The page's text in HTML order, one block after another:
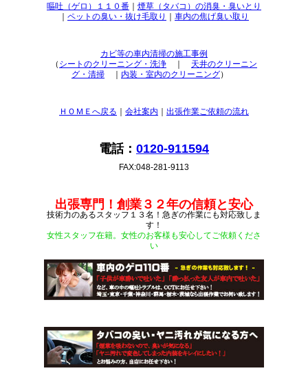
嘔吐（ゲロ）１１０番 ｜ 煙草（タバコ）の消臭・臭いとり
｜ ペットの臭い・抜け毛取り ｜ 車内の焦げ臭い取り
カビ等の車内清掃の施工事例
（ シートのクリーニング・洗浄 ｜ 天井のクリーニン
グ・清掃 ｜ 内装・室内のクリーニング）
ＨＯＭＥへ戻る ｜ 会社案内 ｜ 出張作業ご依頼の流れ
電話： 0120-911594
FAX:048-281-9113
出張専門！創業３２年の信頼と安心
技術力のあるスタッフ１３名！急ぎの作業にも対応致しま
す！
女性スタッフ在籍。女性のお客様も安心してご依頼くださ
い